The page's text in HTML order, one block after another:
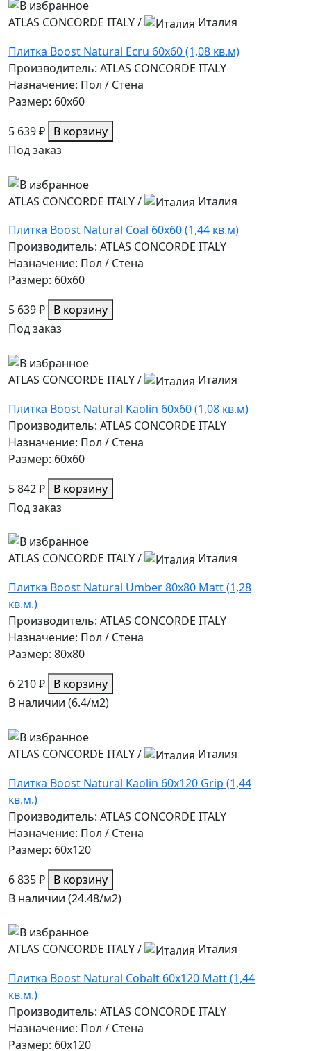
ATLAS CONCORDE ITALY/
Италия
Плитка Boost Natural Ecru 60x60 (1,08 кв.м)
Производитель: ATLAS CONCORDE ITALY
Назначение: Пол / Стена
Размер: 60x60
5 639 ₽ В корзину
Под заказ
ATLAS CONCORDE ITALY/
Италия
Плитка Boost Natural Coal 60x60 (1,44 кв.м)
Производитель: ATLAS CONCORDE ITALY
Назначение: Пол / Стена
Размер: 60x60
5 639 ₽ В корзину
Под заказ
ATLAS CONCORDE ITALY/
Италия
Плитка Boost Natural Kaolin 60x60 (1,08 кв.м)
Производитель: ATLAS CONCORDE ITALY
Назначение: Пол / Стена
Размер: 60x60
5 842 ₽ В корзину
Под заказ
ATLAS CONCORDE ITALY/
Италия
Плитка Boost Natural Umber 80x80 Matt (1,28
кв.м.)
Производитель: ATLAS CONCORDE ITALY
Назначение: Пол / Стена
Размер: 80x80
6 210 ₽ В корзину
В наличии (6.4/м2)
ATLAS CONCORDE ITALY/
Италия
Плитка Boost Natural Kaolin 60x120 Grip (1,44
кв.м.)
Производитель: ATLAS CONCORDE ITALY
Назначение: Пол / Стена
Размер: 60x120
6 835 ₽ В корзину
В наличии (24.48/м2)
ATLAS CONCORDE ITALY/
Италия
Плитка Boost Natural Cobalt 60x120 Matt (1,44
кв.м.)
Производитель: ATLAS CONCORDE ITALY
Назначение: Пол / Стена
Размер: 60x120